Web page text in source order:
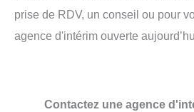
prise de RDV, un conseil ou pour
agence d'intérim ouverte
Contactez une agence